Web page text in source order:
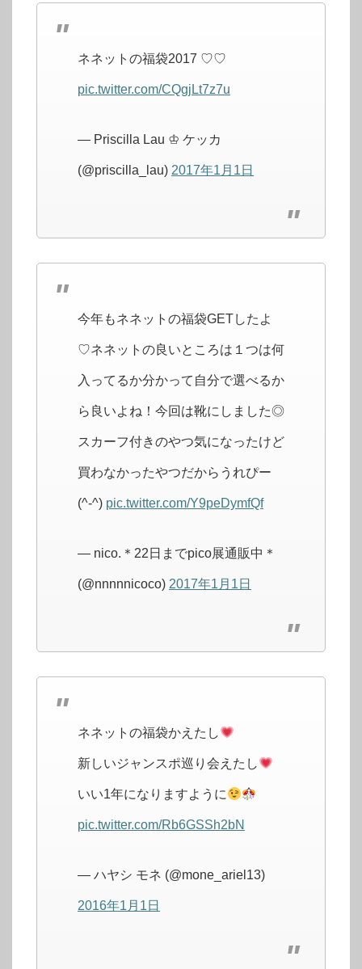
ネネットの福袋2017 ♡♡
pic.twitter.com/CQgjLt7z7u
— Priscilla Lau ♔ ケッカ
(@priscilla_lau) 2017年1月1日
今年もネネットの福袋GETしたよ
♡ネネットの良いところは１つは何
入ってるか分かって自分で選べるか
ら良いよね！今回は靴にしました◎
スカーフ付きのやつ気になったけど
買わなかったやつだからうれぴー
(^-^) pic.twitter.com/Y9peDymfQf
— nico.＊22日までpico展通販中＊
(@nnnnnicoco) 2017年1月1日
ネネットの福袋かえたし
新しいジャンスポ巡り会えたし
いい1年になりますように
pic.twitter.com/Rb6GSSh2bN
— ハヤシ モネ (@mone_ariel13)
2016年1月1日